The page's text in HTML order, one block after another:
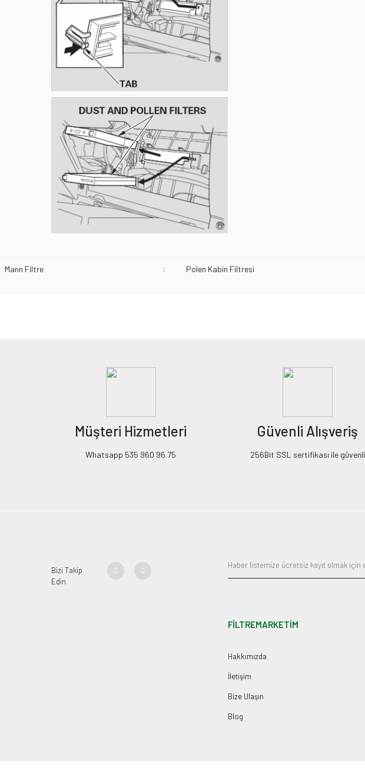
Mann Filtre : Polen Kabin Filtresi
Müşteri Hizmetleri
Whatsapp 535 960 96 75
Güvenli Alışveriş
256Bit SSL sertifikası ile güvenli
Bizi Takip
Edin
FİLTREMARKETİM
Hakkımızda
İletişim
Bize Ulaşın
Blog